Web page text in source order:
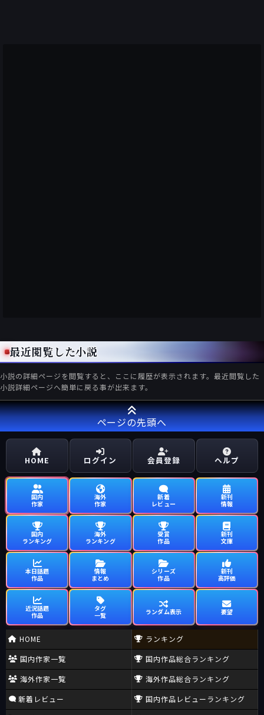
最近閲覧した小説
小説の詳細ページを閲覧すると、ここに履歴が表示されます。最近閲覧した
小説詳細ページへ簡単に戻る事が出来ます。
ページの先頭へ
HOME ログイン 会員登録 ヘルプ
国内
作家
海外
作家
新着
レビュー
新刊
情報
国内
ランキング
海外
ランキング
受賞
作品
新刊
文庫
本日話題
作品
情報
まとめ
シリーズ
作品
新刊
高評価
近況話題
作品
タグ
一覧
ランダム表示 要望
HOME
国内作家一覧
海外作家一覧
新着レビュー
ランキング
国内作品総合ランキング
海外作品総合ランキング
国内作品レビューランキング